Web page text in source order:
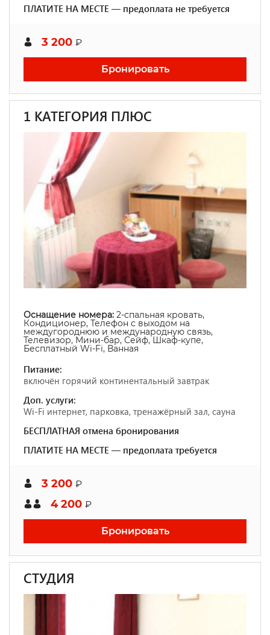
ПЛАТИТЕ НА МЕСТЕ — предоплата не требуется
3 200 ₽
Бронировать
1 КАТЕГОРИЯ ПЛЮС
Оснащение номера: 2-спальная кровать,
Кондиционер, Телефон с выходом на
междугороднюю и международную связь,
Телевизор, Мини-бар, Сейф, Шкаф-купе,
Бесплатный Wi-Fi, Ванная
Питание:
включён горячий континентальный завтрак
Доп. услуги:
Wi-Fi интернет, парковка, тренажёрный зал, сауна
БЕСПЛАТНАЯ отмена бронирования
ПЛАТИТЕ НА МЕСТЕ — предоплата требуется
3 200 ₽
4 200 ₽
Бронировать
СТУДИЯ